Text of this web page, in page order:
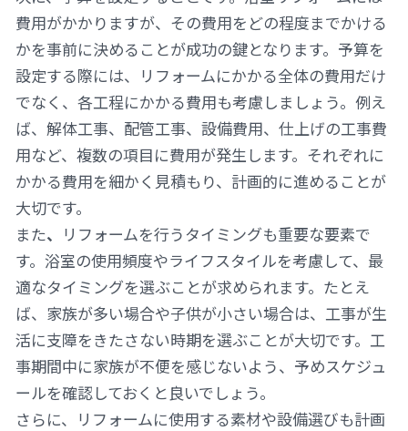
費用がかかりますが、その費用をどの程度までかける
かを事前に決めることが成功の鍵となります。予算を
設定する際には、リフォームにかかる全体の費用だけ
でなく、各工程にかかる費用も考慮しましょう。例え
ば、解体工事、配管工事、設備費用、仕上げの工事費
用など、複数の項目に費用が発生します。それぞれに
かかる費用を細かく見積もり、計画的に進めることが
大切です。
また、 リフォームを行うタイミングも重要な要素で
す。浴室の使用頻度やライフスタイルを考慮して、最
適なタイミングを選ぶことが求められます。たとえ
ば、家族が多い場合や子供が小さい場合は、工事が生
活に支障をきたさない時期を選ぶことが大切です。工
事期間中に家族が不便を感じないよう、予めスケジュ
ールを確認しておくと良いでしょう。
さらに、リフォームに使用する素材や設備選びも計画